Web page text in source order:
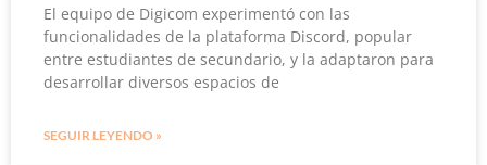
El equipo de Digicom experimentó con las
funcionalidades de la plataforma Discord, popular
entre estudiantes de secundario, y la adaptaron para
desarrollar diversos espacios de
SEGUIR LEYENDO »